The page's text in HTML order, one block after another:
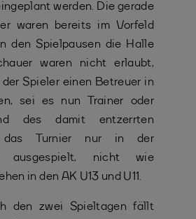
werden. Die gerade
waren bereits im Vorfeld
den Spielpausen die Halle
waren nicht erlaubt,
Spieler einen Betreuer in
sei es nun Trainer oder
des damit entzerrten
das Turnier nur in der
ausgespielt, nicht wie
in den AK U13 und U11.
den zwei Spieltagen fällt